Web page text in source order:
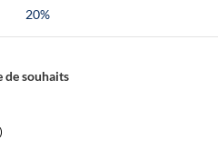
20%
de souhaits